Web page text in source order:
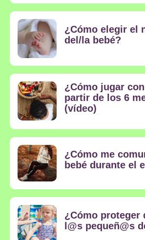
¿Cómo elegir el
del/la bebé?
¿Cómo jugar
partir de los 6
(vídeo)
¿Cómo me
bebé durante el
¿Cómo proteger
l@s pequeñ@s